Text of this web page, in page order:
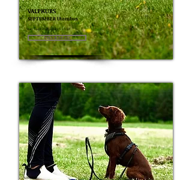
VALPKURS
SEPTEMBER Utomhus
Start 7 sept 2025 kl 12:15-13:30
Fullbokad